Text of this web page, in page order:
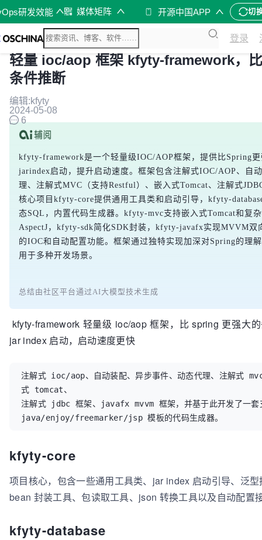
研发效能 媒体矩阵 开源中国APP 切
登录
轻量 ioc/aop 框架 kfyty-framework，
条件推断
编辑:kfyty
2024-05-08
6
kfyty-framework是一个轻量级IOC/AOP框架，提供比Spring
jarindex启动，提升启动速度。框架包含注解式IOC/AOP、自
理、注解式MVC（支持Restful）、嵌入式Tomcat、注解式
核心项目kfyty-core提供通用工具类和启动引导，kfyty-
态SQL，内置代码生成器。kfyty-mvc支持嵌入式Tomcat和复
AspectJ，kfyty-sdk简化SDK封装，kfyty-javafx实现MVVM双
的IOC和自动配置功能。框架通过独特实现加深对Spring的理
用于多种开发场景。
总结由社区平台通过AI大模型技术生成
kfyty-framework 轻量级 ioc/aop 框架，比 spring 更强大
jar index 启动，启动速度更快
注解式 ioc/aop、自动装配、异步事件、动态代理、注解式
式 tomcat、
注解式 jdbc 框架、javafx mvvm 框架，并基于此开发了一套
java/enjoy/freemarker/jsp 模板的代码生成器。
kfyty-core
项目核心，包含一些通用工具类、jar index 启动引导、泛
bean 封装工具、包读取工具、json 转换工具以及自动配置
kfyty-database